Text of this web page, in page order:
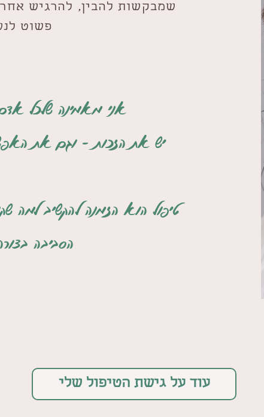
שמבקשות להבין, להרגיש
פשוט
אני מאמינה שלכל
יש את הזכות - וגם את
טיפול הוא הזמנה להקשיב למה
הסביבה
עוד על גישת הטיפול שלי